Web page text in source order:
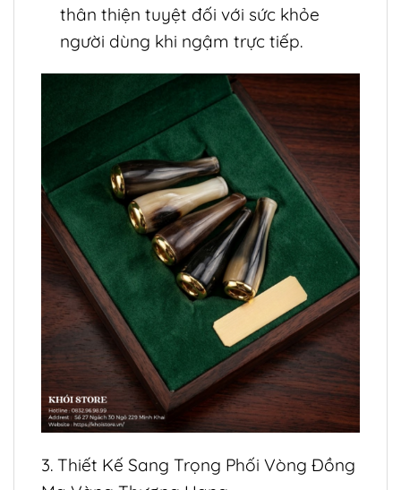
thân thiện tuyệt đối với sức khỏe
người dùng khi ngậm trực tiếp.
3. Thiết Kế Sang Trọng Phối Vòng Đồng